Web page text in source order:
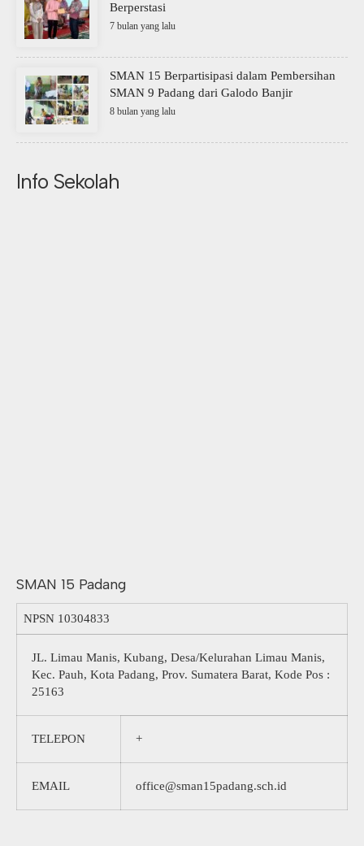
Berperstasi
7 bulan yang lalu
SMAN 15 Berpartisipasi dalam Pembersihan
SMAN 9 Padang dari Galodo Banjir
8 bulan yang lalu
Info Sekolah
SMAN 15 Padang
NPSN 10304833
JL. Limau Manis, Kubang, Desa/Kelurahan Limau Manis,
Kec. Pauh, Kota Padang, Prov. Sumatera Barat, Kode Pos :
25163
TELEPON +
EMAIL office@sman15padang.sch.id